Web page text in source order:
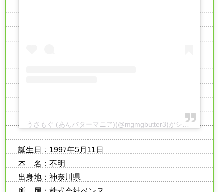
うさもぐ (あんバターマニア)(@mgmgbutter3)がシェアした投稿
誕生日：1997年5月11日
本 名：不明
出身地：神奈川県